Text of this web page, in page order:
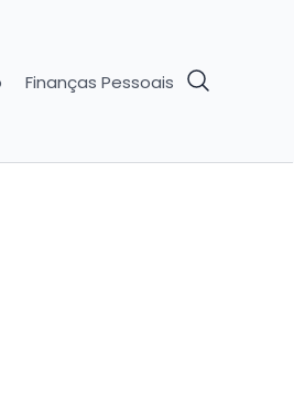
Finanças Pessoais